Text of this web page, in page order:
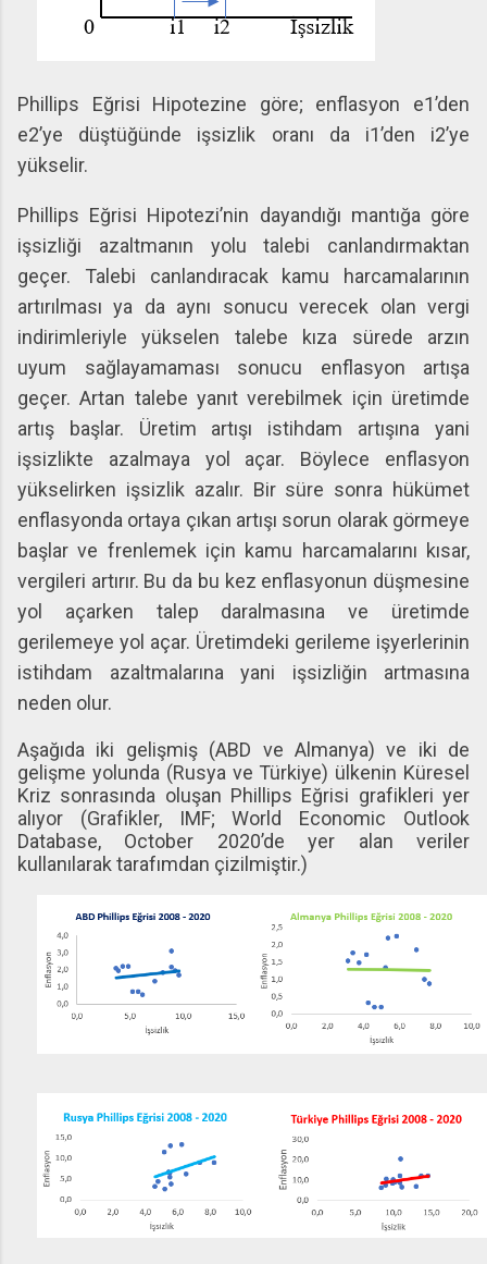
Phillips Eğrisi Hipotezine göre; enflasyon e1’den
e2’ye düştüğünde işsizlik oranı da i1’den i2’ye
yükselir.
Phillips Eğrisi Hipotezi’nin dayandığı mantığa göre
işsizliği azaltmanın yolu talebi canlandırmaktan
geçer. Talebi canlandıracak kamu harcamalarının
artırılması ya da aynı sonucu verecek olan vergi
indirimleriyle yükselen talebe kıza sürede arzın
uyum sağlayamaması sonucu enflasyon artışa
geçer. Artan talebe yanıt verebilmek için üretimde
artış başlar. Üretim artışı istihdam artışına yani
işsizlikte azalmaya yol açar. Böylece enflasyon
yükselirken işsizlik azalır. Bir süre sonra hükümet
enflasyonda ortaya çıkan artışı sorun olarak görmeye
başlar ve frenlemek için kamu harcamalarını kısar,
vergileri artırır. Bu da bu kez enflasyonun düşmesine
yol açarken talep daralmasına ve üretimde
gerilemeye yol açar. Üretimdeki gerileme işyerlerinin
istihdam azaltmalarına yani işsizliğin artmasına
neden olur.
Aşağıda iki gelişmiş (ABD ve Almanya) ve iki de
gelişme yolunda (Rusya ve Türkiye) ülkenin Küresel
Kriz sonrasında oluşan Phillips Eğrisi grafikleri yer
alıyor (Grafikler, IMF; World Economic Outlook
Database, October 2020’de yer alan veriler
kullanılarak tarafımdan çizilmiştir.)